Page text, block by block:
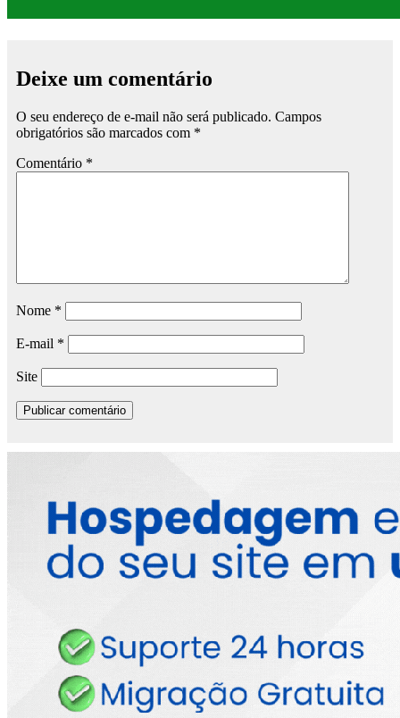
Deixe um comentário
O seu endereço de e-mail não será publicado. Campos
obrigatórios são marcados com *
Comentário *
Nome *
E-mail *
Site